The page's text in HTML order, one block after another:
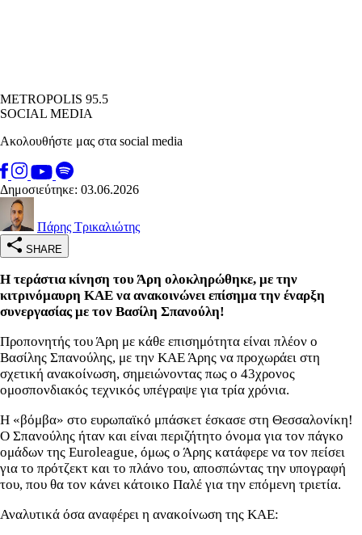
METROPOLIS 95.5
SOCIAL MEDIA
Ακολουθήστε μας στα social media
Δημοσιεύτηκε: 03.06.2026
Πάρης Τρικαλιώτης
SHARE
Η τεράστια κίνηση του Άρη ολοκληρώθηκε, με την
κιτρινόμαυρη ΚΑΕ να ανακοινώνει επίσημα την έναρξη
συνεργασίας με τον Βασίλη Σπανούλη!
Προπονητής του Άρη με κάθε επισημότητα είναι πλέον ο
Βασίλης Σπανούλης, με την ΚΑΕ Άρης να προχωράει στη
σχετική ανακοίνωση, σημειώνοντας πως ο 43χρονος
ομοσπονδιακός τεχνικός υπέγραψε για τρία χρόνια.
Η «βόμβα» στο ευρωπαϊκό μπάσκετ έσκασε στη Θεσσαλονίκη!
Ο Σπανούλης ήταν και είναι περιζήτητο όνομα για τον πάγκο
ομάδων της Euroleague, όμως ο Άρης κατάφερε να τον πείσει
για το πρότζεκτ και το πλάνο του, αποσπώντας την υπογραφή
του, που θα τον κάνει κάτοικο Παλέ για την επόμενη τριετία.
Αναλυτικά όσα αναφέρει η ανακοίνωση της ΚΑΕ: